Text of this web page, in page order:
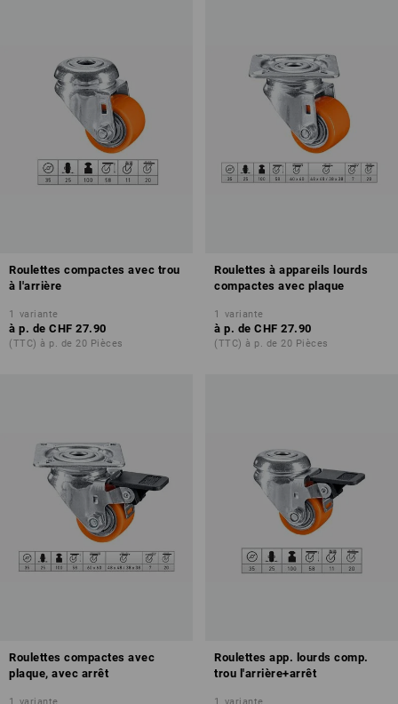
Roulettes compactes avec trou
à l'arrière
1 variante
à p. de CHF 27.90
(TTC) à p. de 20 Pièces
Roulettes à appareils lourds
compactes avec plaque
1 variante
à p. de CHF 27.90
(TTC) à p. de 20 Pièces
Roulettes compactes avec
plaque, avec arrêt
Roulettes app. lourds comp.
trou l'arrière+arrêt